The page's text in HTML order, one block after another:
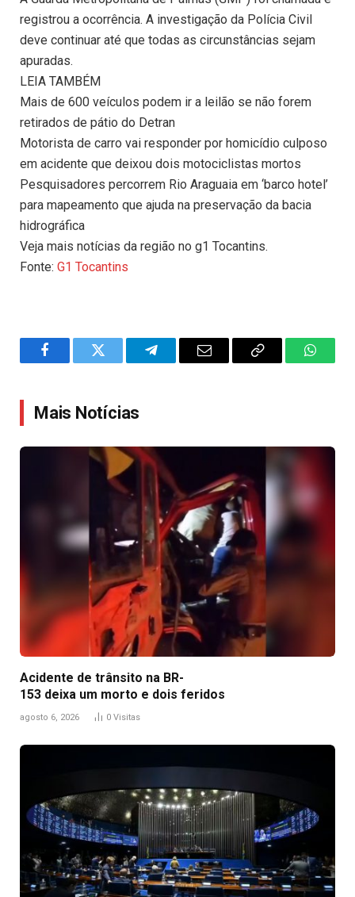
registrou a ocorrência. A investigação da Polícia Civil
deve continuar até que todas as circunstâncias sejam
apuradas.
LEIA TAMBÉM
Mais de 600 veículos podem ir a leilão se não forem
retirados de pátio do Detran
Motorista de carro vai responder por homicídio culposo
em acidente que deixou dois motociclistas mortos
Pesquisadores percorrem Rio Araguaia em ‘barco hotel’
para mapeamento que ajuda na preservação da bacia
hidrográfica
Veja mais notícias da região no g1 Tocantins.
Fonte: G1 Tocantins
FacebookTwitter TelegramEmail
Copy
Mais Notícias
Acidente de trânsito na BR-
153 deixa um morto e dois feridos
agosto 6, 2026 0 Visitas